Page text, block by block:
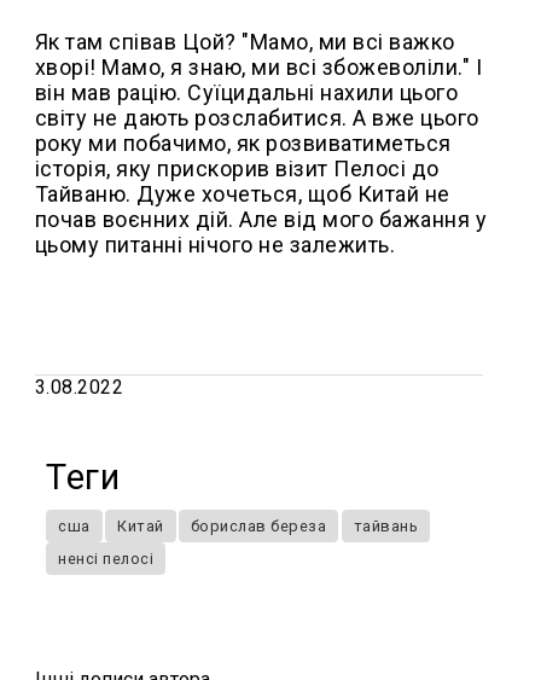
Як там співав Цой? "Мамо, ми всі важко
хворі! Мамо, я знаю, ми всі збожеволіли." І
він мав рацію. Суїцидальні нахили цього
світу не дають розслабитися. А вже цього
року ми побачимо, як розвиватиметься
історія, яку прискорив візит Пелосі до
Тайваню. Дуже хочеться, щоб Китай не
почав воєнних дій. Але від мого бажання у
цьому питанні нічого не залежить.
3.08.2022
Теги
сша Китай борислав береза
тайвань
ненсі пелосі